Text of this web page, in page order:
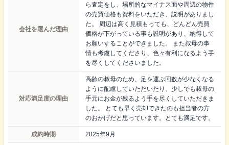
会社を選んだ理由
ら査定をし、場所的なマイナス面や周辺の物件
の売買価格も資料をいただき、説明がありまし
た。 周辺は高く見積もっても、どんどん売買
価格が下がっている事も説明があり、納得して
お願いすることができました。 また叔母の事
情も考慮してくださり、色々有利になるよう手
を尽くしてくださいました。
対応満足度の理由
高齢の叔母のため、足を運ぶ回数が少なくなる
ように配慮していただいたり、少しでも叔母の
手元にお金が残るよう手を尽くしていただきま
した。 とても早く売却できたのも担当者の方
のおかげだと思っています。とても満足です。
成約時期 2025年9月